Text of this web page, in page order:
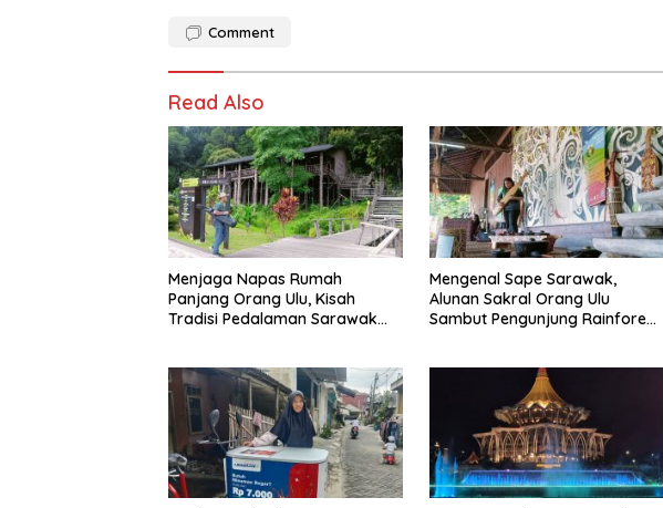
Comment
Read Also
Menjaga Napas Rumah
Panjang Orang Ulu, Kisah
Tradisi Pedalaman Sarawak
Mengenal Sape Sarawak,
Alunan Sakral Orang Ulu
Sambut Pengunjung Rainforest